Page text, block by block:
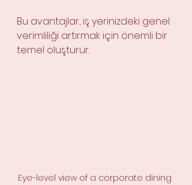
Bu avantajlar, iş yerinizdeki genel
verimliliği artırmak için önemli bir
temel oluşturur.
Eye-level view of a corporate dining